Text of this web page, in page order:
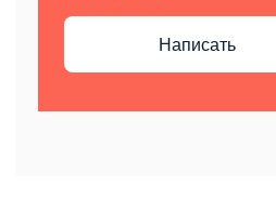
Написать